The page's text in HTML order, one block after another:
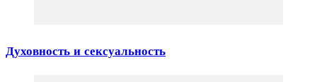
Духовность и сексуальность